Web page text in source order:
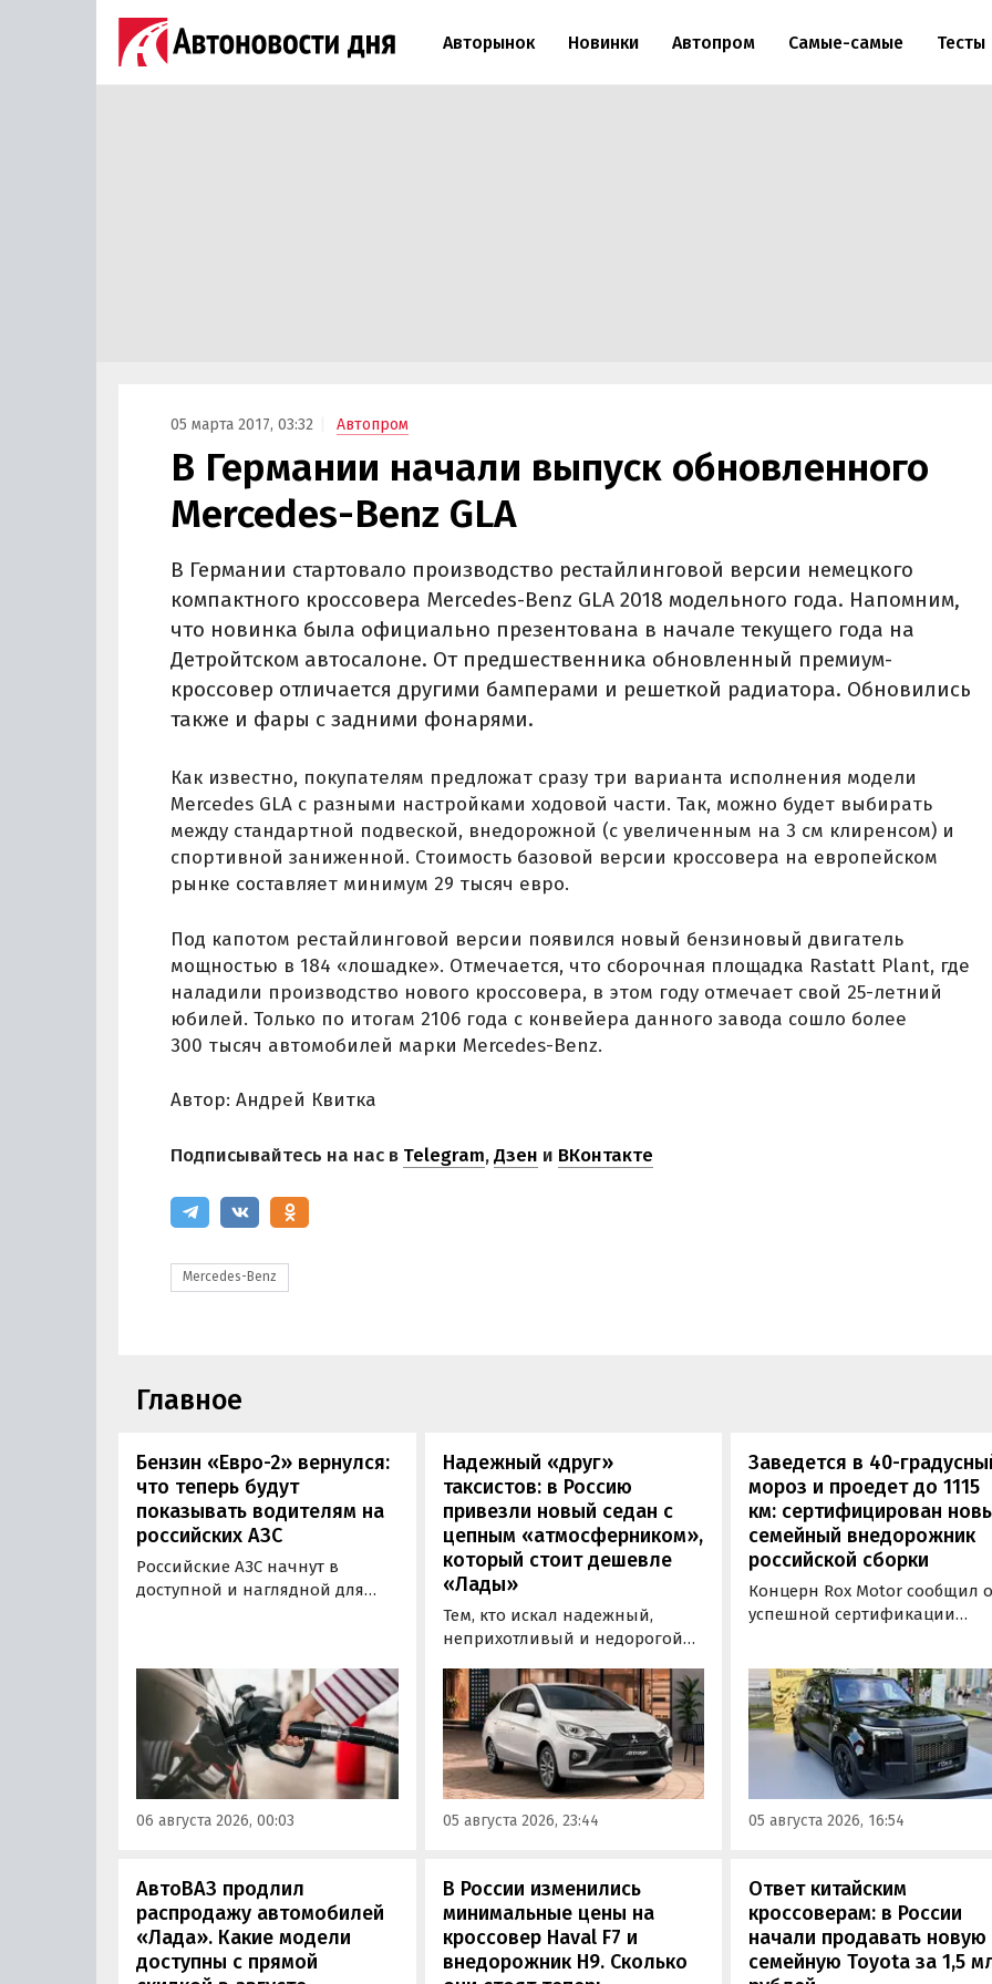
Авторынок Новинки Автопром Самые-самые Тесты
05 марта 2017, 03:32 Автопром
В Германии начали выпуск обновленного
Mercedes-Benz GLA‍
В Германии стартовало производство рестайлинговой версии немецкого
компактного кроссовера Mercedes-Benz GLA 2018 модельного года. Напомним,
что новинка была официально презентована в начале текущего года на
Детройтском автосалоне. От предшественника обновленный премиум-
кроссовер отличается другими бамперами и решеткой радиатора. Обновились
также и фары с задними фонарями.
Как известно, покупателям предложат сразу три варианта исполнения модели
Mercedes GLA с разными настройками ходовой части. Так, можно будет выбирать
между стандартной подвеской, внедорожной (с увеличенным на 3 см клиренсом) и
спортивной заниженной. Стоимость базовой версии кроссовера на европейском
рынке составляет минимум 29 тысяч евро.
Под капотом рестайлинговой версии появился новый бензиновый двигатель
мощностью в 184 «лошадке». Отмечается, что сборочная площадка Rastatt Plant, где
наладили производство нового кроссовера, в этом году отмечает свой 25-летний
юбилей. Только по итогам 2106 года с конвейера данного завода сошло более
300 тысяч автомобилей марки Mercedes-Benz.
Автор: Андрей Квитка
Подписывайтесь на нас в Telegram,Дзен и ВКонтакте
Mercedes-Benz
Главное
Бензин «Евро-2» вернулся:
что теперь будут
показывать водителям на
российских АЗС
Российские АЗС начнут в
доступной и наглядной для
отпускаемого топлива. Это
позволит автовладельцам
осознанно выбрать топливо
определенного класса — от
«Евро-2» до «Евро-5»,
сообщили в Минэнерго РФ.
06 августа 2026, 00:03
Надежный «друг»
таксистов: в Россию
привезли новый седан с
цепным «атмосферником»,
который стоит дешевле
«Лады»
Тем, кто искал надежный,
неприхотливый и недорогой
может подойти популярный у
азиатских таксистов седан
Mitsubishi Attrage. В Таиланде
он стоит от 1 380 000 рублей по
текущему курсу, а «частник» из
Екатеринбурга просит за него 1
600 000 рублей, узнали
05 августа 2026, 23:44
Заведется в 40-
мороз и проедет до 1115
км: сертифицирован
семейный внедорожник
российской сборки
Концерн Rox Motor сообщил
успешной сертификации
Модель получила Одобрение
типа транспортного
(ОТТС), позволяющее
выпускаться на
калининградском заводе
«Автотор» с российским VIN-
номером.
05 августа 2026, 16:54
АвтоВАЗ продлил
распродажу автомобилей
«Лада». Какие модели
доступны с прямой
В России изменились
минимальные цены на
кроссовер Haval F7 и
внедорожник H9. Сколько
Ответ китайским
кроссоверам: в России
начали продавать новую
семейную Toyota за 1,5